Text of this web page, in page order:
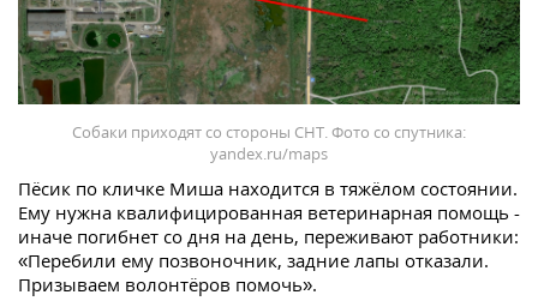
Собаки приходят со стороны СНТ. Фото со спутника:
yandex.ru/maps
Пёсик по кличке Миша находится в тяжёлом состоянии.
Ему нужна квалифицированная ветеринарная помощь -
иначе погибнет со дня на день, переживают работники:
«Перебили ему позвоночник, задние лапы отказали.
Призываем волонтёров помочь».